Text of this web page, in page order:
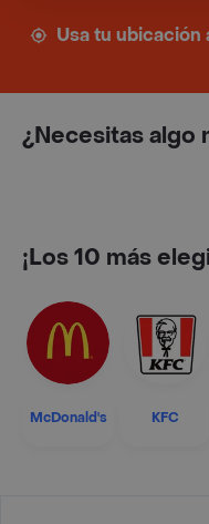
Usa tu ubicación
¿Necesitas algo
¡Los 10 más
McDonald's KFC